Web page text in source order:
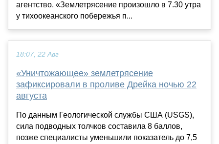
агентство. «Землетрясение произошло в 7.30 утра
у тихоокеанского побережья п...
18:07, 22 Авг
«Уничтожающее» землетрясение
зафиксировали в проливе Дрейка ночью 22
августа
По данным Геологической службы США (USGS),
сила подводных толчков составила 8 баллов,
позже специалисты уменьшили показатель до 7,5